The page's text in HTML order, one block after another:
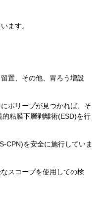
ます。
置、その他、胃ろう増設
ポリープが見つかれば、そ
粘膜下層剥離術(ESD)を行
CPN)を安全に施行していま
スコープを使用しての検